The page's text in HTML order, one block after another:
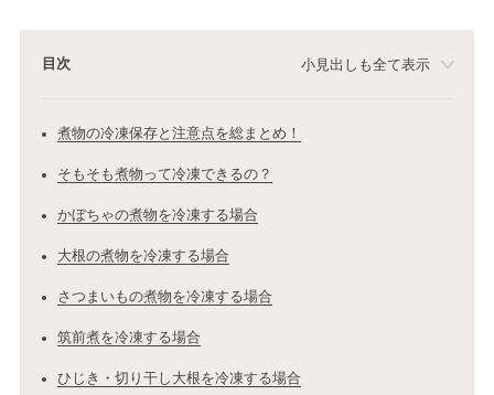
目次 小見出しも全て表示
煮物の冷凍保存と注意点を総まとめ！
そもそも煮物って冷凍できるの？
かぼちゃの煮物を冷凍する場合
大根の煮物を冷凍する場合
さつまいもの煮物を冷凍する場合
筑前煮を冷凍する場合
ひじき・切り干し大根を冷凍する場合